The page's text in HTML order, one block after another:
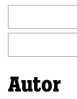
Autor